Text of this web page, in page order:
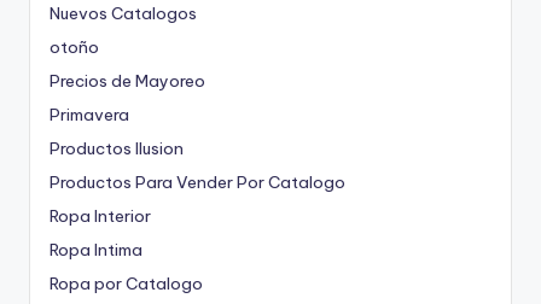
Nuevos Catalogos
otoño
Precios de Mayoreo
Primavera
Productos Ilusion
Productos Para Vender Por Catalogo
Ropa Interior
Ropa Intima
Ropa por Catalogo